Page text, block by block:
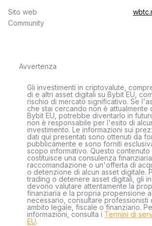
Sito web
Community
Avvertenza
Gli investimenti in criptovalute,
di e altri asset digitali su Bybit EU,
rischio di mercato significativo. Se
che stai cercando non è attualmente
Bybit EU, potrebbe diventarlo in
non è responsabile per l'esito di
investimento. Le informazioni sui
dati qui presentati sono ottenuti da
pubblicamente e sono forniti
scopo informativo. Questo contenuto
costituisce una consulenza
raccomandazione o un'offerta di
o detenzione di alcun asset digitale.
trading o detenere asset digitali, gli
devono valutare attentamente la
finanziaria e la propria propensione
necessario, consultare professionisti
ambito legale, fiscale o finanziario.
informazioni, consulta i Termini di
EU.